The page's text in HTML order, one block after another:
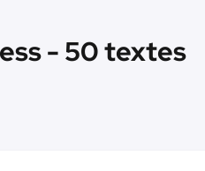
- 50 textes